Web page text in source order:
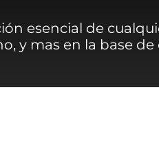
esencial de
y mas en la base